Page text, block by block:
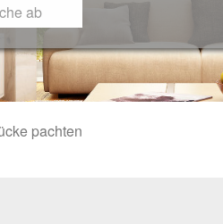
pachten